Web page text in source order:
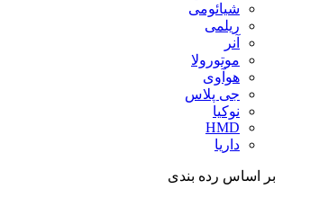
شیائومی
ریلمی
آنر
موتورولا
هوآوی
جی پلاس
نوکیا
HMD
داریا
بر اساس رده بندی